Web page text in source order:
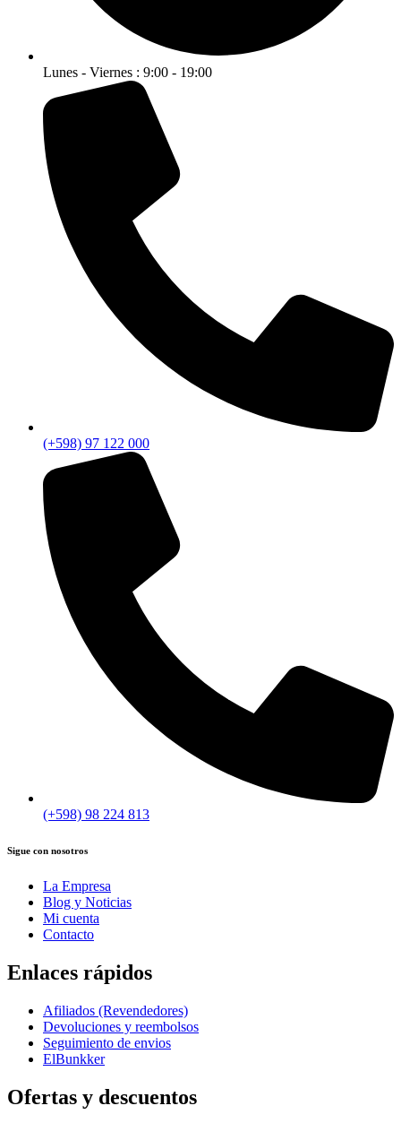
Lunes - Viernes : 9:00 - 19:00
(+598) 97 122 000
(+598) 98 224 813
Sigue con nosotros
La Empresa
Blog y Noticias
Mi cuenta
Contacto
Enlaces rápidos
Afiliados (Revendedores)
Devoluciones y reembolsos
Seguimiento de envios
ElBunkker
Ofertas y descuentos